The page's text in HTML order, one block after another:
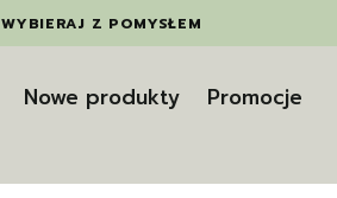
WYBIERAJ Z POMYSŁEM
Nowe produkty Promocje